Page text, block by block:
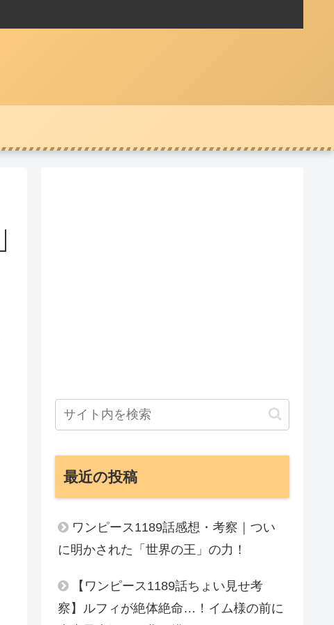
最近の投稿
ワンピース1189話感想・考察｜つい
に明かされた「世界の王」の力！
【ワンピース1189話ちょい見せ考
察】ルフィが絶体絶命…！イム様の前に